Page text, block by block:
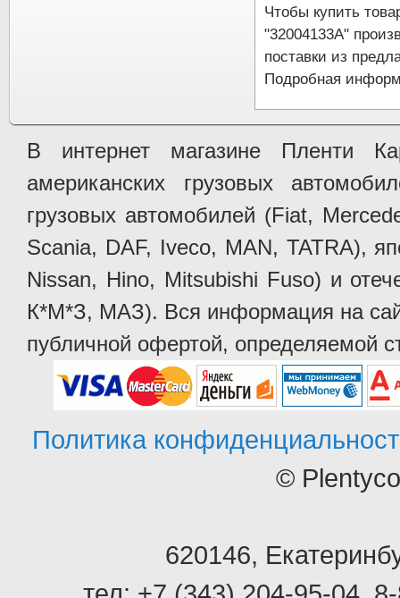
Чтобы купить
"32004133A"
поставки из
Подробная
В интернет магазине Пленти
американских грузовых
грузовых автомобилей (Fiat,
Scania, DAF, Iveco, MAN, TATRA),
Nissan, Hino, Mitsubishi Fuso) и
К*М*З, МАЗ). Вся информация на
публичной офертой, определяемой
Политика
©
620146,